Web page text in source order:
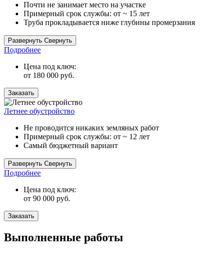
Почти не занимает место на участке
Примерный срок службы: от ~ 15 лет
Труба прокладывается ниже глубины промерзания
Адаптер загружается на глубину не более 70 метров, но ниже
глубины промерзания, что позволяет не утеплять скважину на
зиму.
Развернуть Свернуть
Подробнее
Цена под ключ:
от 180 000 руб.
Заказать
Летнее обустройство
Не проводится никаких земляных работ
Примерный срок службы: от ~ 12 лет
Самый бюджетный вариант
Летнее обустройство — лучший вариант для полива огорода и
сада. И самый дешевый вариант для потребления воды в
летний период.
Развернуть Свернуть
Подробнее
Цена под ключ:
от 90 000 руб.
Заказать
Выполненные работы